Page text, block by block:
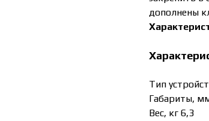
дополнены
Тип
Габариты,
Вес, кг 6,3